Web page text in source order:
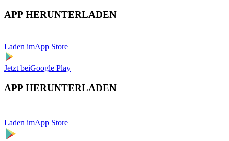
APP HERUNTERLADEN
Laden imApp Store
Jetzt beiGoogle Play
APP HERUNTERLADEN
Laden imApp Store